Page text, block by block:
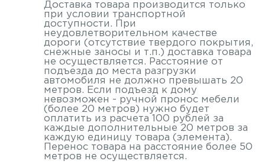
Доставка товара производится только
при условии транспортной
доступности. При
неудовлетворительном качестве
дороги (отсутствие твердого покрытия,
снежные заносы и т.п.) доставка товара
не осуществляется. Расстояние от
подъезда до места разгрузки
автомобиля не должно превышать 20
метров. Если подъезд к дому
невозможен - ручной пронос мебели
(более 20 метров) нужно будет
оплатить из расчета 100 рублей за
каждые дополнительные 20 метров за
каждую единицу товара (элемента).
Перенос товара на расстояние более 50
метров не осуществляется.